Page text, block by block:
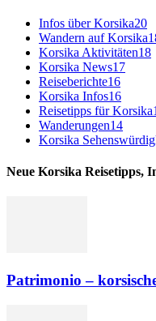
Infos über Korsika20
Wandern auf Korsika
Korsika Aktivitäten18
Korsika News17
Reiseberichte16
Korsika Infos16
Reisetipps für Korsika
Wanderungen14
Korsika
Neue Korsika Reisetipps,
Patrimonio –